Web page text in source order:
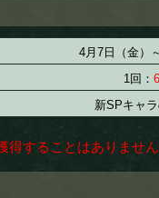
4月7日（金）
1回：
新SPキャ
することはありません